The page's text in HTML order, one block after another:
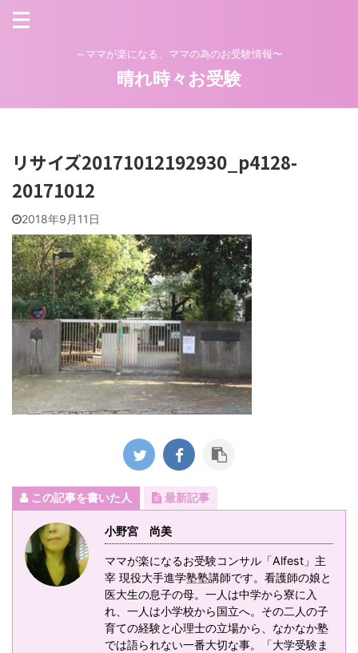
～ママが楽になる、ママの為のお受験情報〜
晴れ時々お受験
リサイズ20171012192930_p4128-
20171012
2018年9月11日
この記事を書いた人 最新記事
小野宮 尚美
ママが楽になるお受験コンサル「Alfest」主
宰 現役大手進学塾塾講師です。看護師の娘と
医大生の息子の母。一人は中学から寮に入
れ、一人は小学校から国立へ。その二人の子
育ての経験と心理士の立場から、なかなか塾
では語られない一番大切な事。「大学受験ま